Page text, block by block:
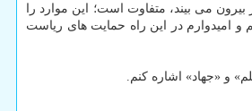
می بیند، متفاوت است؛ این موارد را
و امیدوارم در این راه حمایت های ریاست
و «جهاد» اشاره کنم.